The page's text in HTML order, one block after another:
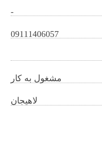
-
09111406057
مشغول به کار
لاهیجان